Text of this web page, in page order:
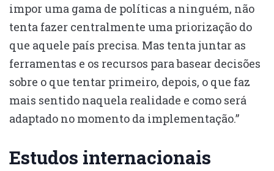
impor uma gama de políticas a ninguém, não
tenta fazer centralmente uma priorização do
que aquele país precisa. Mas tenta juntar as
ferramentas e os recursos para basear decisões
sobre o que tentar primeiro, depois, o que faz
mais sentido naquela realidade e como será
adaptado no momento da implementação.”
Estudos internacionais